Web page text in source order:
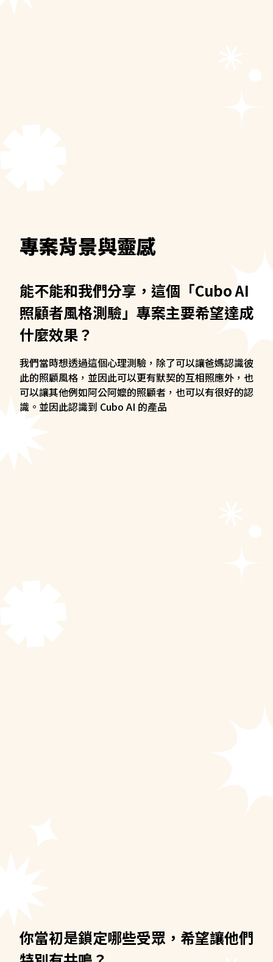
專案背景與靈感
能不能和我們分享，這個「Cubo AI
照顧者風格測驗」專案主要希望達成
什麼效果？
我們當時想透過這個心理測驗，除了可以讓爸媽認識彼
此的照顧風格，並因此可以更有默契的互相照應外，也
可以讓其他例如阿公阿嬤的照顧者，也可以有很好的認
識。並因此認識到 Cubo AI 的產品
你當初是鎖定哪些受眾，希望讓他們